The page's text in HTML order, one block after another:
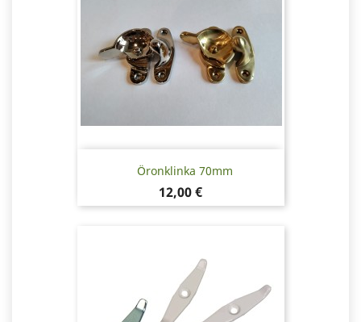
Öronklinka 70mm
Pris
12,00 €